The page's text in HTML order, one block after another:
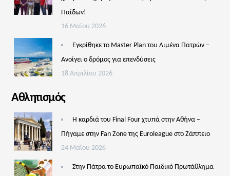
Παίδων!
16 Μαΐου 2026
Εγκρίθηκε το Master Plan του Λιμένα Πατρών –
Aνοίγει ο δρόμος για επενδύσεις
18 Απριλίου 2026
Αθλητισμός
Η καρδιά του Final Four χτυπά στην Αθήνα –
Πήγαμε στην Fan Zone της Euroleague στο Ζάππειο
24 Μαΐου 2026
Στην Πάτρα το Ευρωπαϊκό Παιδικό Πρωτάθλημα